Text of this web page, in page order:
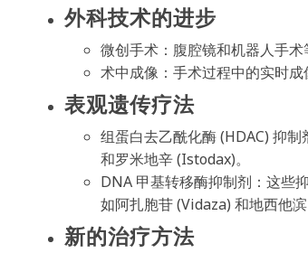
外科技术的进步
微创手术：腹腔镜和机器人手术
术中成像：手术过程中的实时
表观遗传疗法
组蛋白去乙酰化酶 (HDAC) 抑
和罗米地辛 (Istodax)。
DNA 甲基转移酶抑制剂：这些
如阿扎胞苷 (Vidaza) 和地西他滨
新的治疗方法